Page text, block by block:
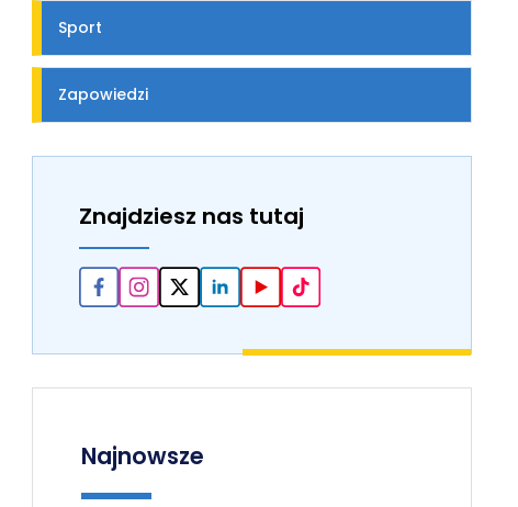
Sport
Zapowiedzi
Znajdziesz nas tutaj
Najnowsze